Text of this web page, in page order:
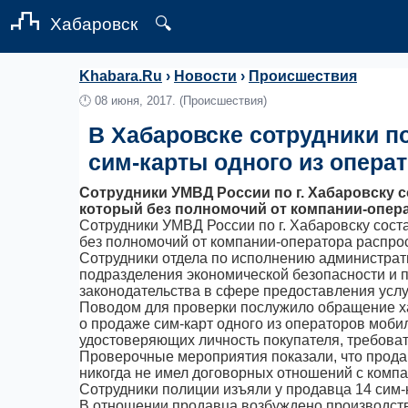
Хабаровск 🔍
Khabara.Ru › Новости › Происшествия
🕛 08 июня, 2017. (Происшествия)
В Хабаровске сотрудники
сим-карты одного из
Сотрудники УМВД России по г. Хабаровску
который без полномочий от компании-
Сотрудники УМВД России по г. Хабаровску
без полномочий от компании-оператора
Сотрудники отдела по исполнению
подразделения экономической безопасности
законодательства в сфере предоставления
Поводом для проверки послужило обращение
о продаже сим-карт одного из операторов
удостоверяющих личность покупателя,
Проверочные мероприятия показали, что
никогда не имел договорных отношений с
Сотрудники полиции изъяли у продавца 14 сим-